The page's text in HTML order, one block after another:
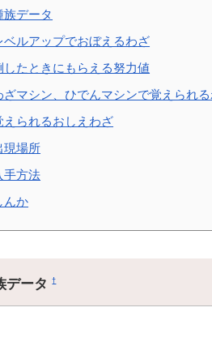
族データ
ベルアップでおぼえるわざ
したときにもらえる努力値
ざマシン、ひでんマシンで覚えられ
えられるおしえわざ
現場所
手方法
んか
データ†